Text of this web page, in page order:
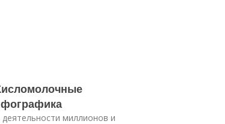
миллионов и